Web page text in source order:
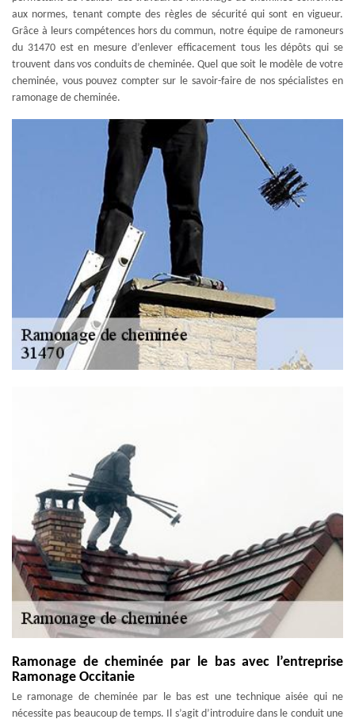
aux normes, tenant compte des règles de sécurité qui sont en vigueur.
Grâce à leurs compétences hors du commun, notre équipe de ramoneurs
du 31470 est en mesure d’enlever efficacement tous les dépôts qui se
trouvent dans vos conduits de cheminée. Quel que soit le modèle de votre
cheminée, vous pouvez compter sur le savoir-faire de nos spécialistes en
ramonage de cheminée.
Ramonage de cheminée par le bas avec l’entreprise
Ramonage Occitanie
Le ramonage de cheminée par le bas est une technique aisée qui ne
nécessite pas beaucoup de temps. Il s’agit d’introduire dans le conduit une